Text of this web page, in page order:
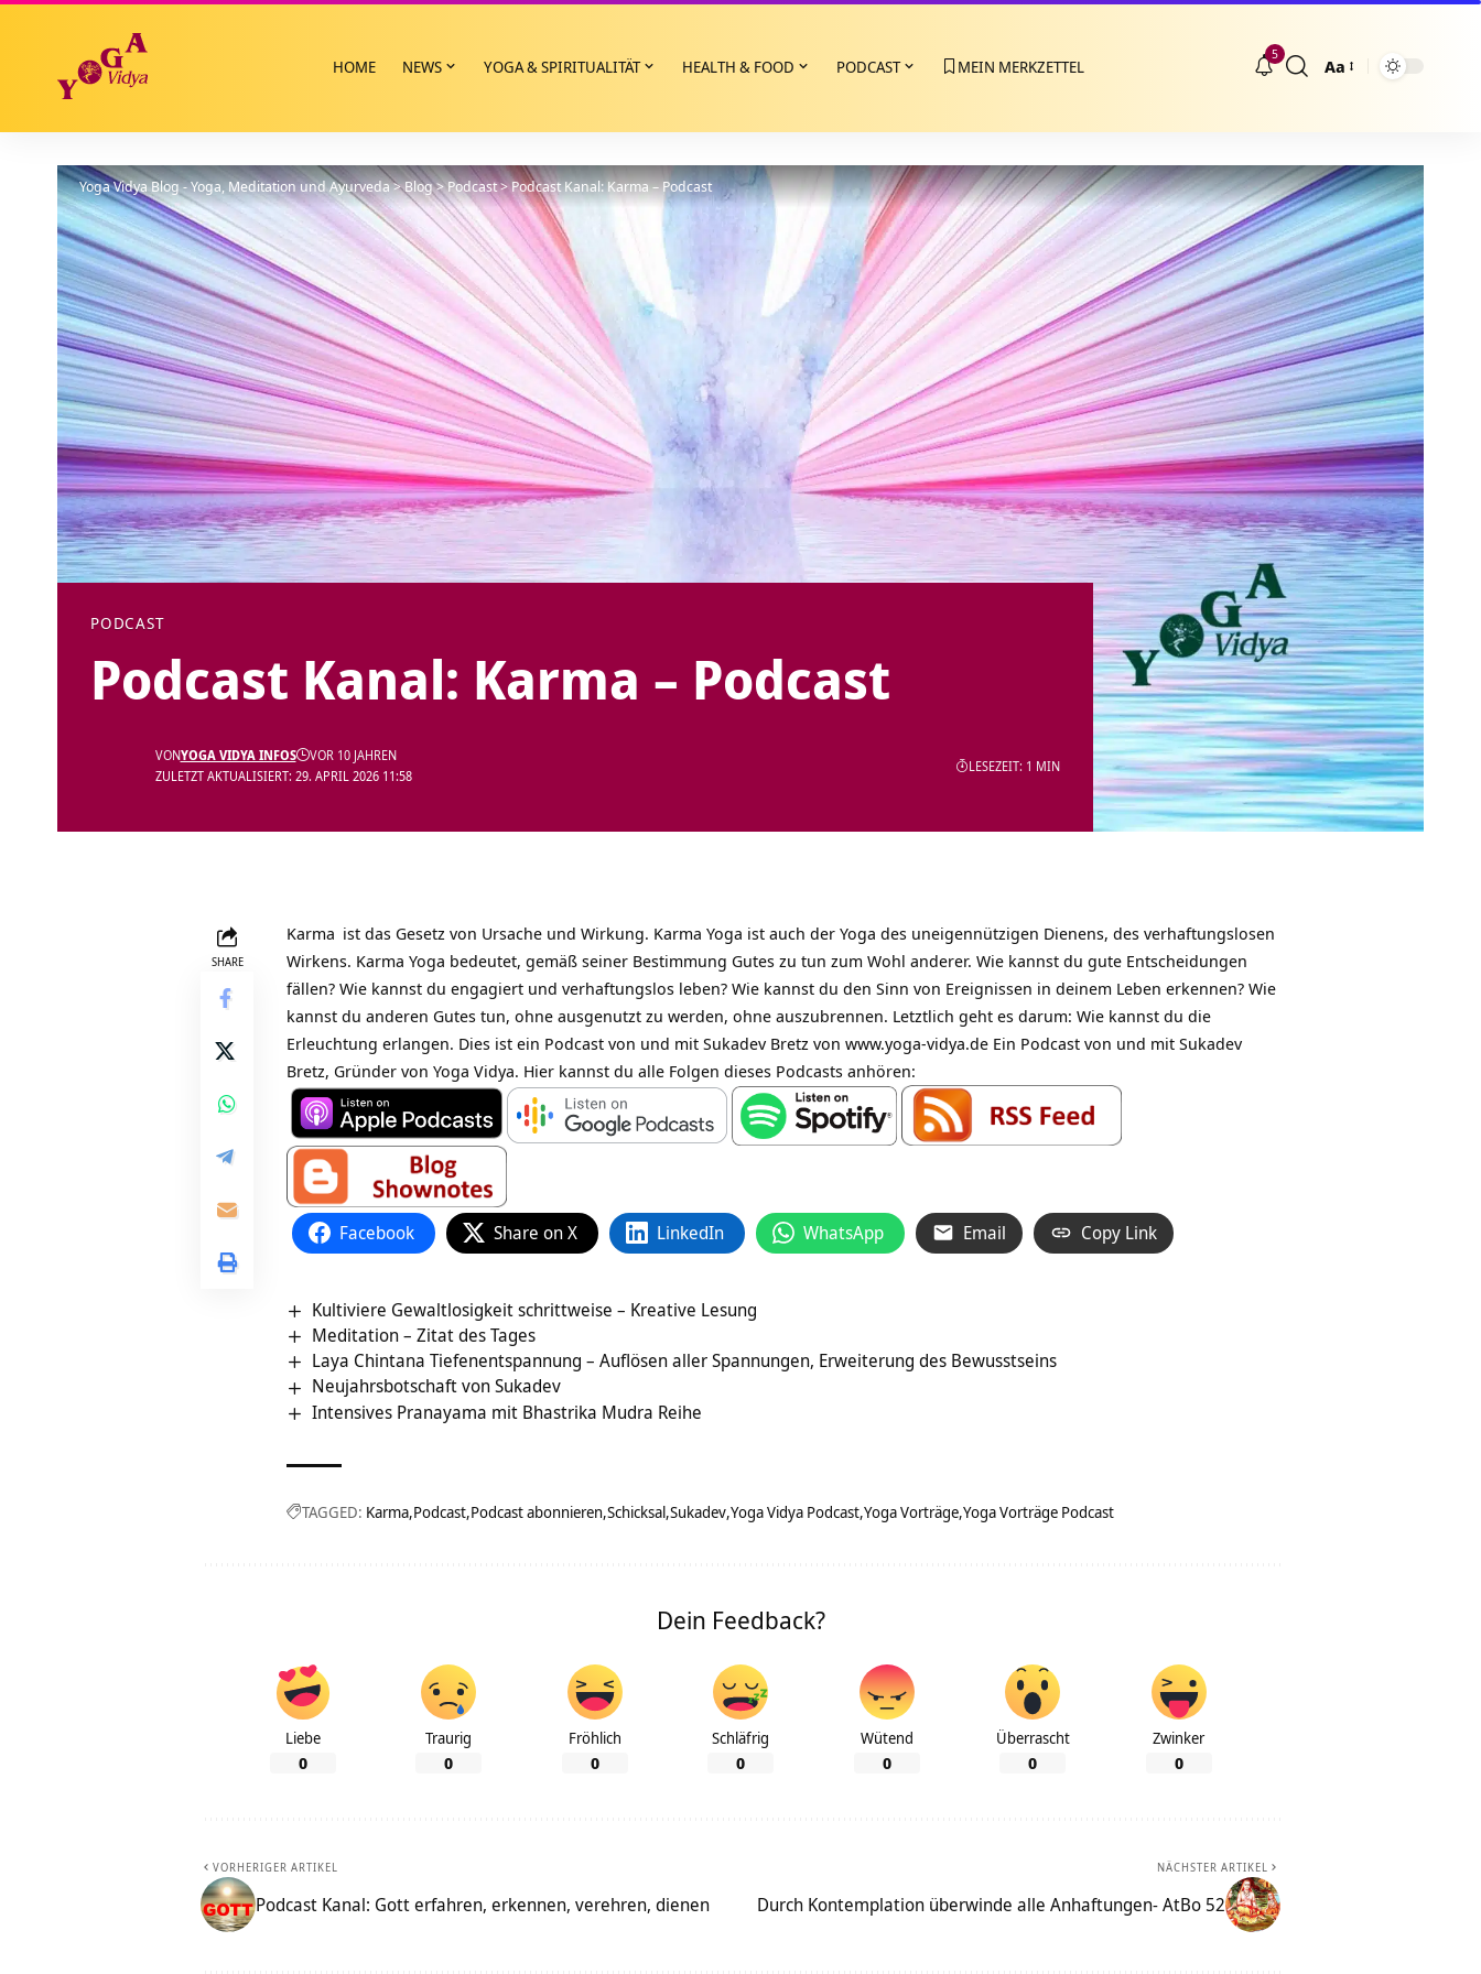
HOME NEWS YOGA & SPIRITUALITÄT HEALTH & FOOD PODCAST MEIN MERKZETTEL
5
Größenänderung
Aa
Yoga Vidya Blog - Yoga, Meditation und Ayurveda>Blog>Podcast>Podcast Kanal: Karma – Podcast
PODCAST
Podcast Kanal: Karma – Podcast
ZULETZT AKTUALISIERT: 29. APRIL 2026 11:58
VONYOGA VIDYA INFOS VOR 10 JAHREN
LESEZEIT: 1 MIN
SHARE
Karma ist das Gesetz von Ursache und Wirkung. Karma Yoga ist auch der Yoga des uneigennützigen Dienens, des verhaftungslosen
Wirkens. Karma Yoga bedeutet, gemäß seiner Bestimmung Gutes zu tun zum Wohl anderer. Wie kannst du gute Entscheidungen
fällen? Wie kannst du engagiert und verhaftungslos leben? Wie kannst du den Sinn von Ereignissen in deinem Leben erkennen? Wie
kannst du anderen Gutes tun, ohne ausgenutzt zu werden, ohne auszubrennen. Letztlich geht es darum: Wie kannst du die
Erleuchtung erlangen. Dies ist ein Podcast von und mit Sukadev Bretz von www.yoga-vidya.de Ein Podcast von und mit Sukadev
Bretz, Gründer von Yoga Vidya. Hier kannst du alle Folgen dieses Podcasts anhören:
Facebook Share on X LinkedIn WhatsApp Email Copy Link
Kultiviere Gewaltlosigkeit schrittweise – Kreative Lesung
Meditation – Zitat des Tages
Laya Chintana Tiefenentspannung – Auflösen aller Spannungen, Erweiterung des Bewusstseins
Neujahrsbotschaft von Sukadev
Intensives Pranayama mit Bhastrika Mudra Reihe
TAGGED: Karma Podcast Podcast abonnieren Schicksal Sukadev Yoga Vidya Podcast Yoga Vorträge Yoga Vorträge Podcast
Dein Feedback?
Liebe
0
Traurig
0
Fröhlich
0
Schläfrig
0
Wütend
0
Überrascht
0
Zwinker
0
VORHERIGER ARTIKEL
Podcast Kanal: Gott erfahren, erkennen, verehren, dienen
NÄCHSTER ARTIKEL
Durch Kontemplation überwinde alle Anhaftungen- AtBo 52